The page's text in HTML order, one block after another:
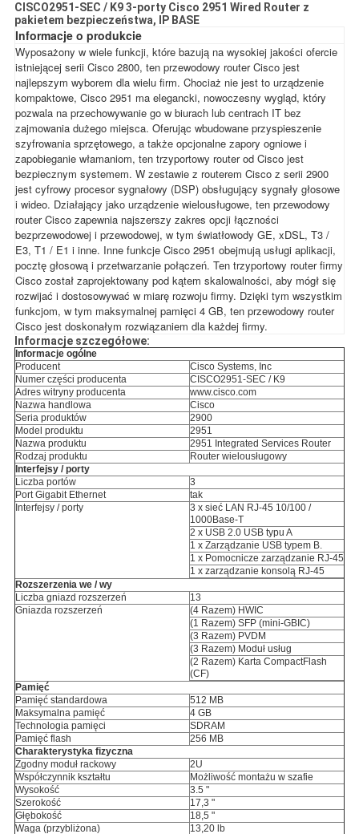
CISCO2951-SEC / K9 3-porty Cisco 2951 Wired Router z
pakietem bezpieczeństwa, IP BASE
Informacje o produkcie
Wyposażony w wiele funkcji, które bazują na wysokiej jakości ofercie
istniejącej serii Cisco 2800, ten przewodowy router Cisco jest
najlepszym wyborem dla wielu firm. Chociaż nie jest to urządzenie
kompaktowe, Cisco 2951 ma elegancki, nowoczesny wygląd, który
pozwala na przechowywanie go w biurach lub centrach IT bez
zajmowania dużego miejsca. Oferując wbudowane przyspieszenie
szyfrowania sprzętowego, a także opcjonalne zapory ogniowe i
zapobieganie włamaniom, ten trzyportowy router od Cisco jest
bezpiecznym systemem. W zestawie z routerem Cisco z serii 2900
jest cyfrowy procesor sygnałowy (DSP) obsługujący sygnały głosowe
i wideo. Działający jako urządzenie wielousługowe, ten przewodowy
router Cisco zapewnia najszerszy zakres opcji łączności
bezprzewodowej i przewodowej, w tym światłowody GE, xDSL, T3 /
E3, T1 / E1 i inne. Inne funkcje Cisco 2951 obejmują usługi aplikacji,
pocztę głosową i przetwarzanie połączeń. Ten trzyportowy router firmy
Cisco został zaprojektowany pod kątem skalowalności, aby mógł się
rozwijać i dostosowywać w miarę rozwoju firmy. Dzięki tym wszystkim
funkcjom, w tym maksymalnej pamięci 4 GB, ten przewodowy router
Cisco jest doskonałym rozwiązaniem dla każdej firmy.
Informacje szczegółowe:
Informacje ogólne
Producent
Cisco Systems, Inc
Numer części producenta
CISCO2951-SEC / K9
Adres witryny producenta
www.cisco.com
Nazwa handlowa
Cisco
Seria produktów
2900
Model produktu
2951
Nazwa produktu
2951 Integrated Services Router
Rodzaj produktu
Router wielousługowy
Interfejsy / porty
Liczba portów
3
Port Gigabit Ethernet
tak
Interfejsy / porty
3 x sieć LAN RJ-45 10/100 /
1000Base-T
2 x USB 2.0 USB typu A
1 x Zarządzanie USB typem B.
1 x Pomocnicze zarządzanie RJ-45
1 x zarządzanie konsolą RJ-45
Rozszerzenia we / wy
Liczba gniazd rozszerzeń
13
Gniazda rozszerzeń
(4 Razem) HWIC
(1 Razem) SFP (mini-GBIC)
(3 Razem) PVDM
(3 Razem) Moduł usług
(2 Razem) Karta CompactFlash
(CF)
Pamięć
Pamięć standardowa
512 MB
Maksymalna pamięć
4 GB
Technologia pamięci
SDRAM
Pamięć flash
256 MB
Charakterystyka fizyczna
Zgodny moduł rackowy
2U
Współczynnik kształtu
Możliwość montażu w szafie
Wysokość
3.5 "
Szerokość
17,3 "
Głębokość
18,5 "
Waga (przybliżona)
13,20 lb